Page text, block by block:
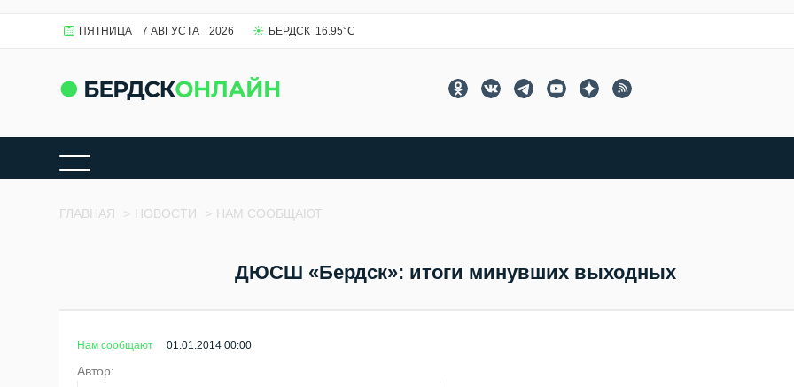
ПЯТНИЦА 7 АВГУСТА 2026 БЕРДСК 16.95°C
ГЛАВНАЯ > НОВОСТИ > НАМ СООБЩАЮТ
ДЮСШ «Бердск»: итоги минувших выходных
Нам сообщают 01.01.2014 00:00
Автор: